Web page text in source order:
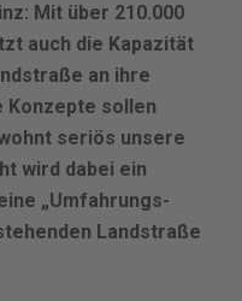
Mit über 210.000
auch die Kapazität
an ihre
Konzepte sollen
seriös unsere
wird dabei ein
„Umfahrungs-
Landstraße